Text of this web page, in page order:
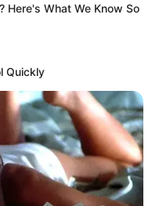
gözləyir? —ULDUZ FALI
vəzifəyə təyinat var
da işləyənlərə mühüm
bağlı...
Here's What We Know So
Quickly